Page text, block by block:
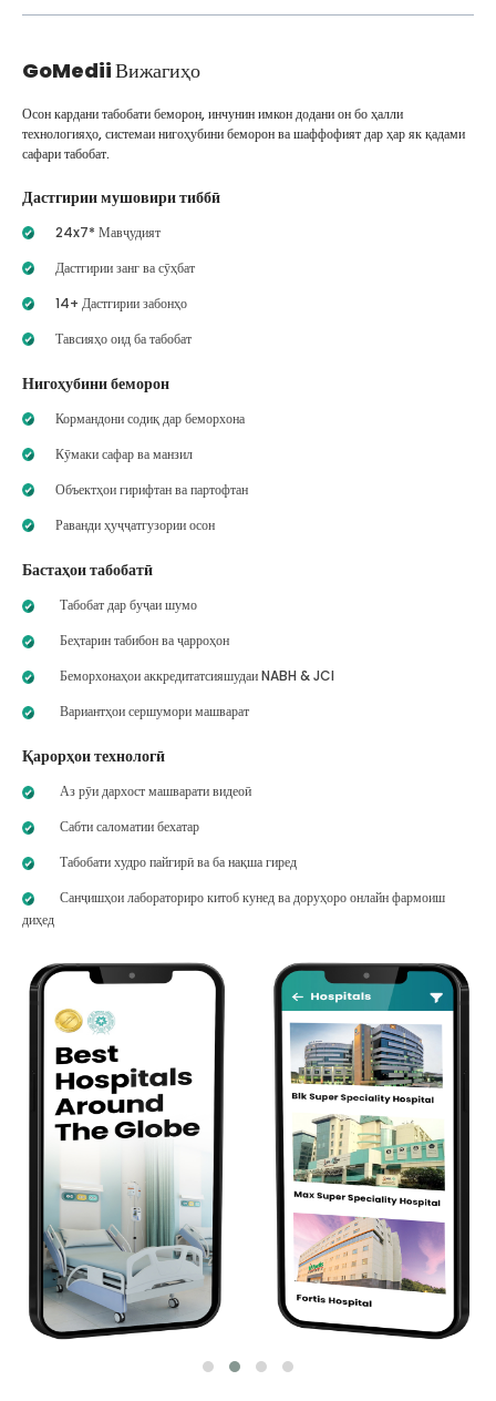
GoMediiВижагиҳо
Осон кардани табобати беморон, инчунин имкон додани он бо ҳалли
технологияҳо, системаи нигоҳубини беморон ва шаффофият дар ҳар як қадами
сафари табобат.
Дастгирии мушовири тиббӣ
24x7* Мавҷудият
Дастгирии занг ва сӯҳбат
14+ Дастгирии забонҳо
Тавсияҳо оид ба табобат
Нигоҳубини беморон
Кормандони содиқ дар беморхона
Кӯмаки сафар ва манзил
Объектҳои гирифтан ва партофтан
Раванди ҳуҷҷатгузории осон
Бастаҳои табобатӣ
Табобат дар буҷаи шумо
Беҳтарин табибон ва ҷарроҳон
Беморхонаҳои аккредитатсияшудаи NABH & JCI
Вариантҳои сершумори машварат
Қарорҳои технологӣ
Аз рӯи дархост машварати видеоӣ
Сабти саломатии бехатар
Табобати худро пайгирӣ ва ба нақша гиред
Санҷишҳои лабораториро китоб кунед ва доруҳоро онлайн фармоиш
диҳед